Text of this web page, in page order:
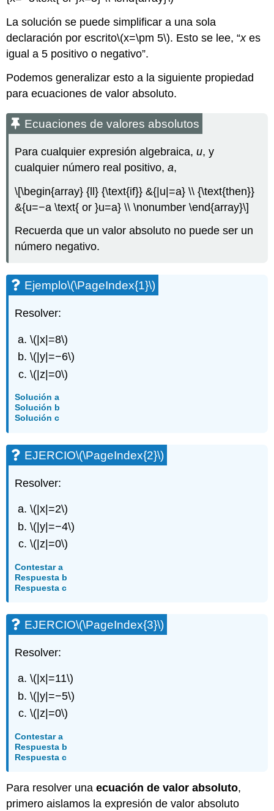
La solución se puede simplificar a una sola
declaración por escrito\(x=\pm 5\). Esto se lee, “xes
igual a 5 positivo o negativo”.
Podemos generalizar esto a la siguiente propiedad
para ecuaciones de valor absoluto.
Ecuaciones de valores absolutos
Para cualquier expresión algebraica,u, y
cualquier número real positivo,a,
\[\begin{array} {ll} {\text{if}} &{|u|=a} \\ {\text{then}}
&{u=−a \text{ or }u=a} \\ \nonumber \end{array}\]
Recuerda que un valor absoluto no puede ser un
número negativo.
Ejemplo\(\PageIndex{1}\)
Resolver:
\(|x|=8\)
\(|y|=−6\)
\(|z|=0\)
Solución a
Solución b
Solución c
EJERCIO\(\PageIndex{2}\)
Resolver:
\(|x|=2\)
\(|y|=−4\)
\(|z|=0\)
Contestar a
Respuesta b
Respuesta c
EJERCIO\(\PageIndex{3}\)
Resolver:
\(|x|=11\)
\(|y|=−5\)
\(|z|=0\)
Contestar a
Respuesta b
Respuesta c
Para resolver unaecuación de valor absoluto,
primero aislamos la expresión de valor absoluto